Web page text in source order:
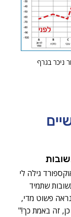
ניכר בגרף
גילה לי
שתמיד
פשוט מדי,
זה באמת כך!"